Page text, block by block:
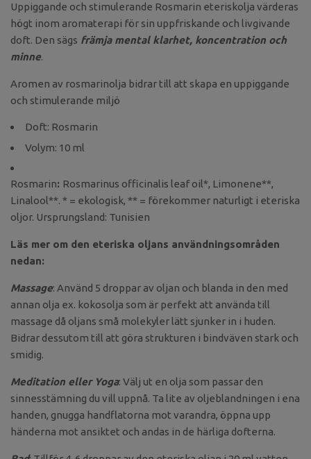
Uppiggande och stimulerande Rosmarin eteriskolja värderas
högt inom aromaterapi för sin uppfriskande och livgivande
doft. Den sägs främja mental klarhet, koncentration och
minne.
Aromen av rosmarinolja bidrar till att skapa en uppiggande
och stimulerande miljö
Doft: Rosmarin
Volym: 10 ml
Rosmarin: Rosmarinus officinalis leaf oil*, Limonene**,
Linalool**. * = ekologisk, ** = förekommer naturligt i eteriska
oljor. Ursprungsland: Tunisien
Läs mer om den eteriska oljans användningsområden
nedan:
Massage: Använd 5 droppar av oljan och blanda in den med
annan olja ex. kokosolja som är perfekt att använda till
massage då oljans små molekyler lätt sjunker in i huden.
Bidrar dessutom till att göra strukturen i bindväven stark och
smidig.
Meditation eller Yoga: Välj ut en olja som passar den
sinnesstämning du vill uppnå. Ta lite av oljeblandningen i ena
handen, gnugga handflatorna mot varandra, öppna upp
händerna mot ansiktet och andas in de härliga dofterna.